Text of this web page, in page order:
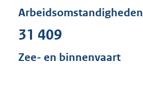
s
Arbeidsomstandigheden
31 409
Zee- en binnenvaart